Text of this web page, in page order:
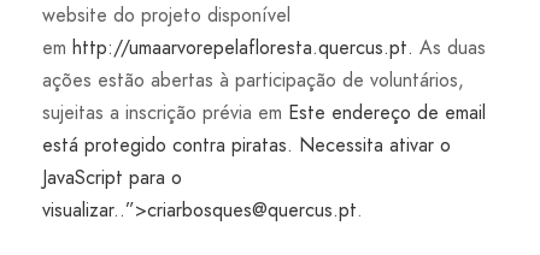
website do projeto disponível
em http://umaarvorepelafloresta.quercus.pt. As duas
ações estão abertas à participação de voluntários,
sujeitas a inscrição prévia em Este endereço de email
está protegido contra piratas. Necessita ativar o
JavaScript para o
visualizar..”>criarbosques@quercus.pt.